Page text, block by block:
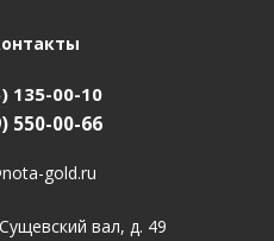
135-00-10
550-00-66
gold.ru
вал, д. 49